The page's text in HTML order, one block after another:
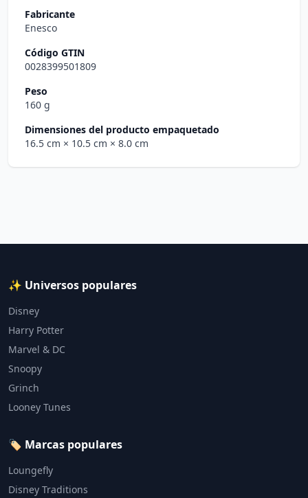
Fabricante
Enesco
Código GTIN
0028399501809
Peso
160 g
Dimensiones del producto empaquetado
16.5 cm × 10.5 cm × 8.0 cm
✨ Universos populares
Disney
Harry Potter
Marvel & DC
Snoopy
Grinch
Looney Tunes
🏷️ Marcas populares
Loungefly
Disney Traditions